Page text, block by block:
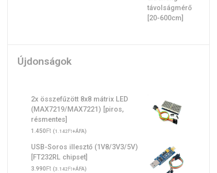
Újdonságok
2x összefűzött 8x8 mátrix LED
(MAX7219/MAX7221) [piros,
résmentes]
1.450Ft (1.142Ft+ÁFA)
USB-Soros illesztő (1V8/3V3/5V)
[FT232RL chipset]
3.990Ft (3.142Ft+ÁFA)